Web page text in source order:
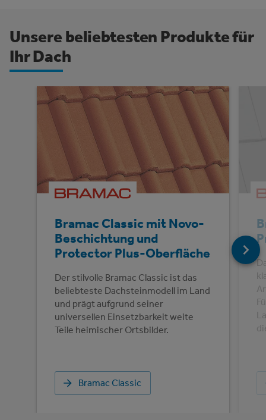
Unsere beliebtesten Produkte für
Ihr Dach
Bramac Classic mit Novo-
Beschichtung und
Protector Plus-Oberfläche
Der stilvolle Bramac Classic ist das
beliebteste Dachsteinmodell im Land
und prägt aufgrund seiner
universellen Einsetzbarkeit weite
Teile heimischer Ortsbilder.
Bramac Classic